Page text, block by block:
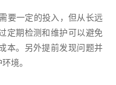
要一定的投入，但从长远
定期检测和维护可以避免
本。另外提前发现问题并
境。‍